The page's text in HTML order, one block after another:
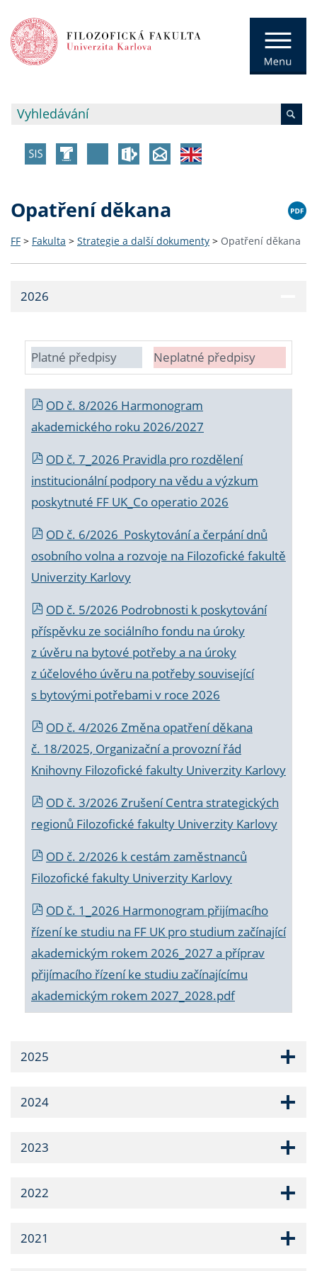
Opatření děkana
FF > Fakulta > Strategie a další dokumenty > Opatření děkana
2026
Platné předpisy Neplatné předpisy
OD č. 8/2026 Harmonogram
akademického roku 2026/2027
OD č. 7_2026 Pravidla pro rozdělení
institucionální podpory na vědu a výzkum
poskytnuté FF UK_Co operatio 2026
OD č. 6/2026 Poskytování a čerpání dnů
osobního volna a rozvoje na Filozofické fakultě
Univerzity Karlovy
OD č. 5/2026 Podrobnosti k poskytování
příspěvku ze sociálního fondu na úroky
z úvěru na bytové potřeby a na úroky
z účelového úvěru na potřeby související
s bytovými potřebami v roce 2026
OD č. 4/2026 Změna opatření děkana
č. 18/2025, Organizační a provozní řád
Knihovny Filozofické fakulty Univerzity Karlovy
OD č. 3/2026 Zrušení Centra strategických
regionů Filozofické fakulty Univerzity Karlovy
OD č. 2/2026 k cestám zaměstnanců
Filozofické fakulty Univerzity Karlovy
OD č. 1_2026 Harmonogram přijímacího
řízení ke studiu na FF UK pro studium začínající
akademickým rokem 2026_2027 a příprav
přijímacího řízení ke studiu začínajícímu
akademickým rokem 2027_2028.pdf
2025
2024
2023
2022
2021